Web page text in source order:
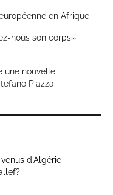
en Afrique
nous son corps»,
une nouvelle
Piazza
d’Algérie